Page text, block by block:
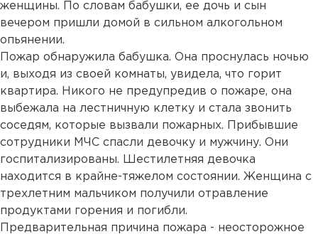
женщины. По словам бабушки, ее дочь и сын
вечером пришли домой в сильном алкогольном
опьянении.
Пожар обнаружила бабушка. Она проснулась ночью
и, выходя из своей комнаты, увидела, что горит
квартира. Никого не предупредив о пожаре, она
выбежала на лестничную клетку и стала звонить
соседям, которые вызвали пожарных. Прибывшие
сотрудники МЧС спасли девочку и мужчину. Они
госпитализированы. Шестилетняя девочка
находится в крайне-тяжелом состоянии. Женщина с
трехлетним мальчиком получили отравление
продуктами горения и погибли.
Предварительная причина пожара - неосторожное